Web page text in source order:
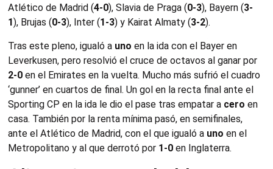
Atlético de Madrid (4-0), Slavia de Praga (0-3), Bayern (3-
1), Brujas (0-3), Inter (1-3) y Kairat Almaty (3-2).
Tras este pleno, igualó a uno en la ida con el Bayer en
Leverkusen, pero resolvió el cruce de octavos al ganar por
2-0 en el Emirates en la vuelta. Mucho más sufrió el cuadro
‘gunner’ en cuartos de final. Un gol en la recta final ante el
Sporting CP en la ida le dio el pase tras empatar a cero en
casa. También por la renta mínima pasó, en semifinales,
ante el Atlético de Madrid, con el que igualó a uno en el
Metropolitano y al que derrotó por 1-0 en Inglaterra.